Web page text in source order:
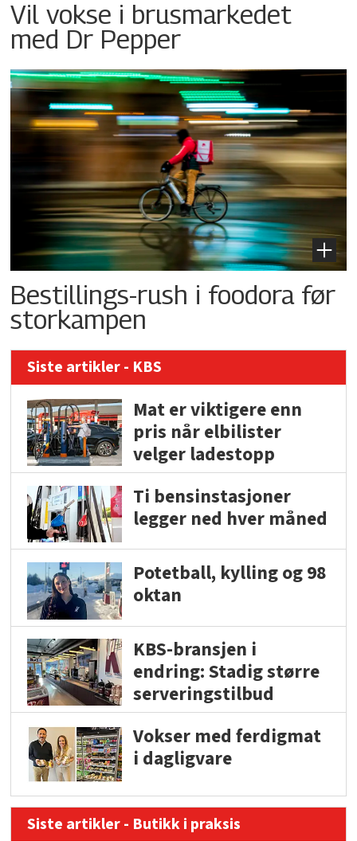
Vil vokse i brusmarkedet
med Dr Pepper
Bestillings-rush i foodora før
storkampen
Siste artikler - KBS
Mat er viktigere enn
pris når elbilister
velger ladestopp
Ti bensinstasjoner
legger ned hver måned
Potetball, kylling og 98
oktan
KBS-bransjen i
endring: Stadig større
serveringstilbud
Vokser med ferdigmat
i dagligvare
Siste artikler - Butikk i praksis